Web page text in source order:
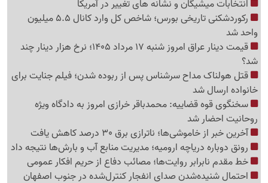
انتخابات میشیگان و نشانه های تغییر در آمریکا
رکوردشکنی تاریخی بورس؛ شاخص کل وارد کانال 5.5 میلیون
واحد شد
قیمت دینار عراق امروز شنبه 17 مرداد 1405؛ نرخ هزار دینار چند
شد؟
قتل هولناک مداح سرشناس پس از ربوده شدن؛ فیلم جنایت برای
خانواده ارسال شد
سخنگوی قوه قضاییه: محمدباقر خرازی امروز به دادگاه ویژه
روحانیت احضار شد
آخرین خبر از خاموشی‌ها؛ ناترازی برق 30 درصد کاهش یافت
رونق دوباره دریاچه ارومیه؛ مدیریت منابع آب و بارش‌ها نتیجه داد
خط مقدم نابرابر روایت‌ها؛ مصائب دفاع از حریم افکار عمومی
احتمال شنیده‌شدن صدای انفجار کنترل‌شده در جنوب اصفهان